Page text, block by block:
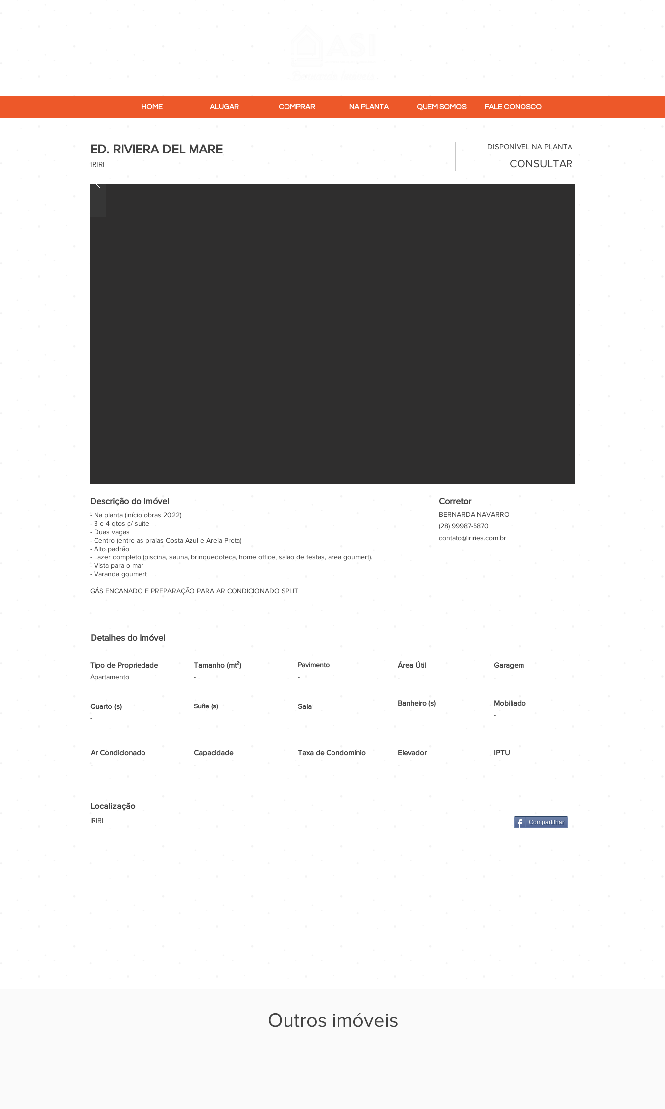
HOME ALUGAR COMPRAR NA PLANTA QUEM SOMOS FALE CONOSCO
ED. RIVIERA DEL MARE DISPONÍVEL NA PLANTA
IRIRI CONSULTAR
Descrição do Imóvel
- Na planta (início obras 2022)
- 3 e 4 qtos c/ suíte
- Duas vagas
- Centro (entre as praias Costa Azul e Areia Preta)
- Alto padrão
- Lazer completo (piscina, sauna, brinquedoteca, home office, salão de festas, área goumert).
- Vista para o mar
- Varanda goumert
GÁS ENCANADO E PREPARAÇÃO PARA AR CONDICIONADO SPLIT
Corretor
BERNARDA NAVARRO
(28) 99987-5870
contato@iriries.com.br
Detalhes do Imóvel
Tipo de Propriedade
Apartamento
Quarto (s)
-
Tamanho (mt²)
-
Suíte (s)
Pavimento
-
Área Útil
-
Garagem
-
Sala Banheiro (s) Mobiliado
-
Ar Condicionado
-
Capacidade
-
Taxa de Condomínio
-
Elevador
-
IPTU
-
Localização
IRIRI Compartilhar
Outros imóveis